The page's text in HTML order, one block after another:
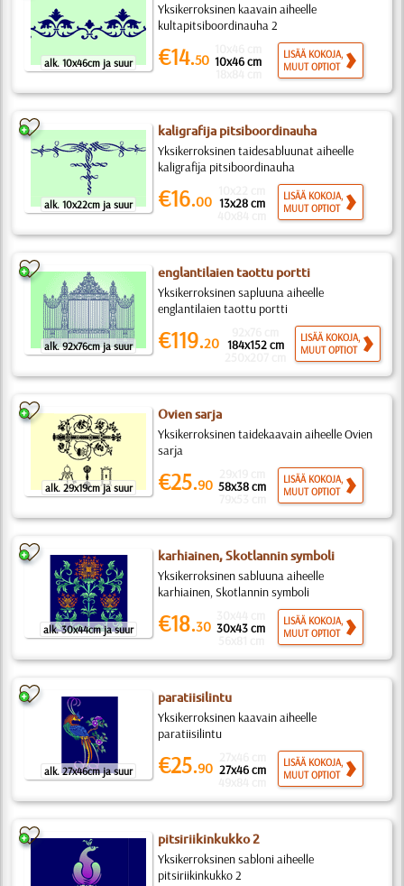
alk. 10x46cm ja suur
Yksikerroksinen kaavain aiheelle
kultapitsiboordinauha 2
€14.50 10x46 cm
LISÄÄ KOKOJA,
MUUT OPTIOT
alk. 10x22cm ja suur
kaligrafija pitsiboordinauha
Yksikerroksinen taidesabluunat aiheelle
kaligrafija pitsiboordinauha
€16.00 13x28 cm
LISÄÄ KOKOJA,
MUUT OPTIOT
alk. 92x76cm ja suur
englantilaien taottu portti
Yksikerroksinen sapluuna aiheelle
englantilaien taottu portti
€119.20 184x152 cm
LISÄÄ KOKOJA,
MUUT OPTIOT
alk. 29x19cm ja suur
Ovien sarja
Yksikerroksinen taidekaavain aiheelle Ovien
sarja
€25.90 58x38 cm
LISÄÄ KOKOJA,
MUUT OPTIOT
alk. 30x44cm ja suur
karhiainen, Skotlannin symboli
Yksikerroksinen sabluuna aiheelle
karhiainen, Skotlannin symboli
€18.30 30x43 cm
LISÄÄ KOKOJA,
MUUT OPTIOT
alk. 27x46cm ja suur
paratiisilintu
Yksikerroksinen kaavain aiheelle
paratiisilintu
€25.90 27x46 cm
LISÄÄ KOKOJA,
MUUT OPTIOT
pitsiriikinkukko 2
Yksikerroksinen sabloni aiheelle
pitsiriikinkukko 2